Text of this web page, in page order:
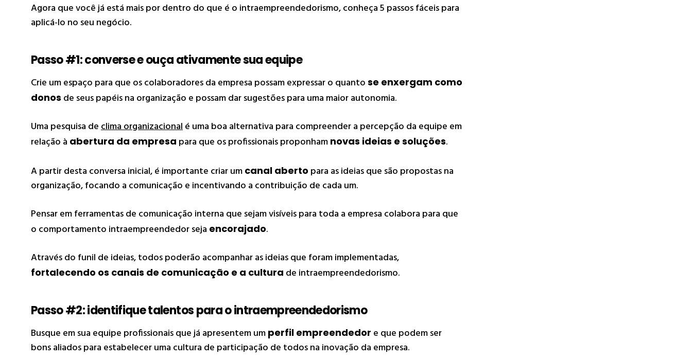
Agora que você já está mais por dentro do que é o intraempreendedorismo, conheça 5 passos fáceis para
aplicá-lo no seu negócio.
Passo #1: converse e ouça ativamente sua equipe
Crie um espaço para que os colaboradores da empresa possam expressar o quanto se enxergam como
donos de seus papéis na organização e possam dar sugestões para uma maior autonomia.
Uma pesquisa declima organizacionalé uma boa alternativa para compreender a percepção da equipe em
relação à abertura da empresa para que os profissionais proponham novas ideias e soluções.
A partir desta conversa inicial, é importante criar um canal aberto para as ideias que são propostas na
organização, focando a comunicação e incentivando a contribuição de cada um.
Pensar em ferramentas de comunicação interna que sejam visíveis para toda a empresa colabora para que
o comportamento intraempreendedor seja encorajado.
Através do funil de ideias, todos poderão acompanhar as ideias que foram implementadas,
fortalecendo os canais de comunicação e a cultura de intraempreendedorismo.
Passo #2: identifique talentos para o intraempreendedorismo
Busque em sua equipe profissionais que já apresentem um perfil empreendedor e que podem ser
bons aliados para estabelecer uma cultura de participação de todos na inovação da empresa.